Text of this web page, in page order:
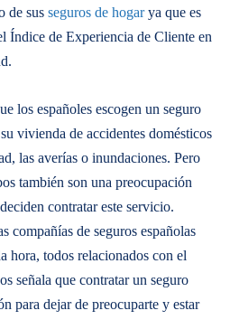
de sus seguros de hogarya que es
Índice de Experiencia de Cliente en
los españoles escogen un seguro
vivienda de accidentes domésticos
las averías o inundaciones. Pero
también son una preocupación
contratar este servicio.
compañías de seguros españolas
hora, todos relacionados con el
señala que contratar un seguro
para dejar de preocuparte y estar